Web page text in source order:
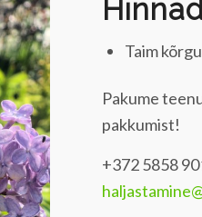
Taim
Pakume
pakkumist!
+372 5858